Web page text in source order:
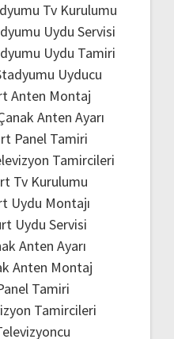
Tv Kurulumu
Uydu Servisi
Uydu Tamiri
Uyducu
Anten Montaj
Anten Ayarı
Panel Tamiri
Tamircileri
Tv Kurulumu
Uydu Montajı
Uydu Servisi
Anten Ayarı
Anten Montaj
Tamiri
Tamircileri